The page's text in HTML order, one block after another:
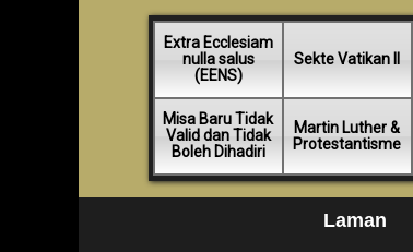
Extra Ecclesiam
nulla salus
(EENS)
Sekte Vatikan II
Misa Baru Tidak
Valid dan Tidak
Boleh Dihadiri
Martin Luther &
Protestantisme
Laman